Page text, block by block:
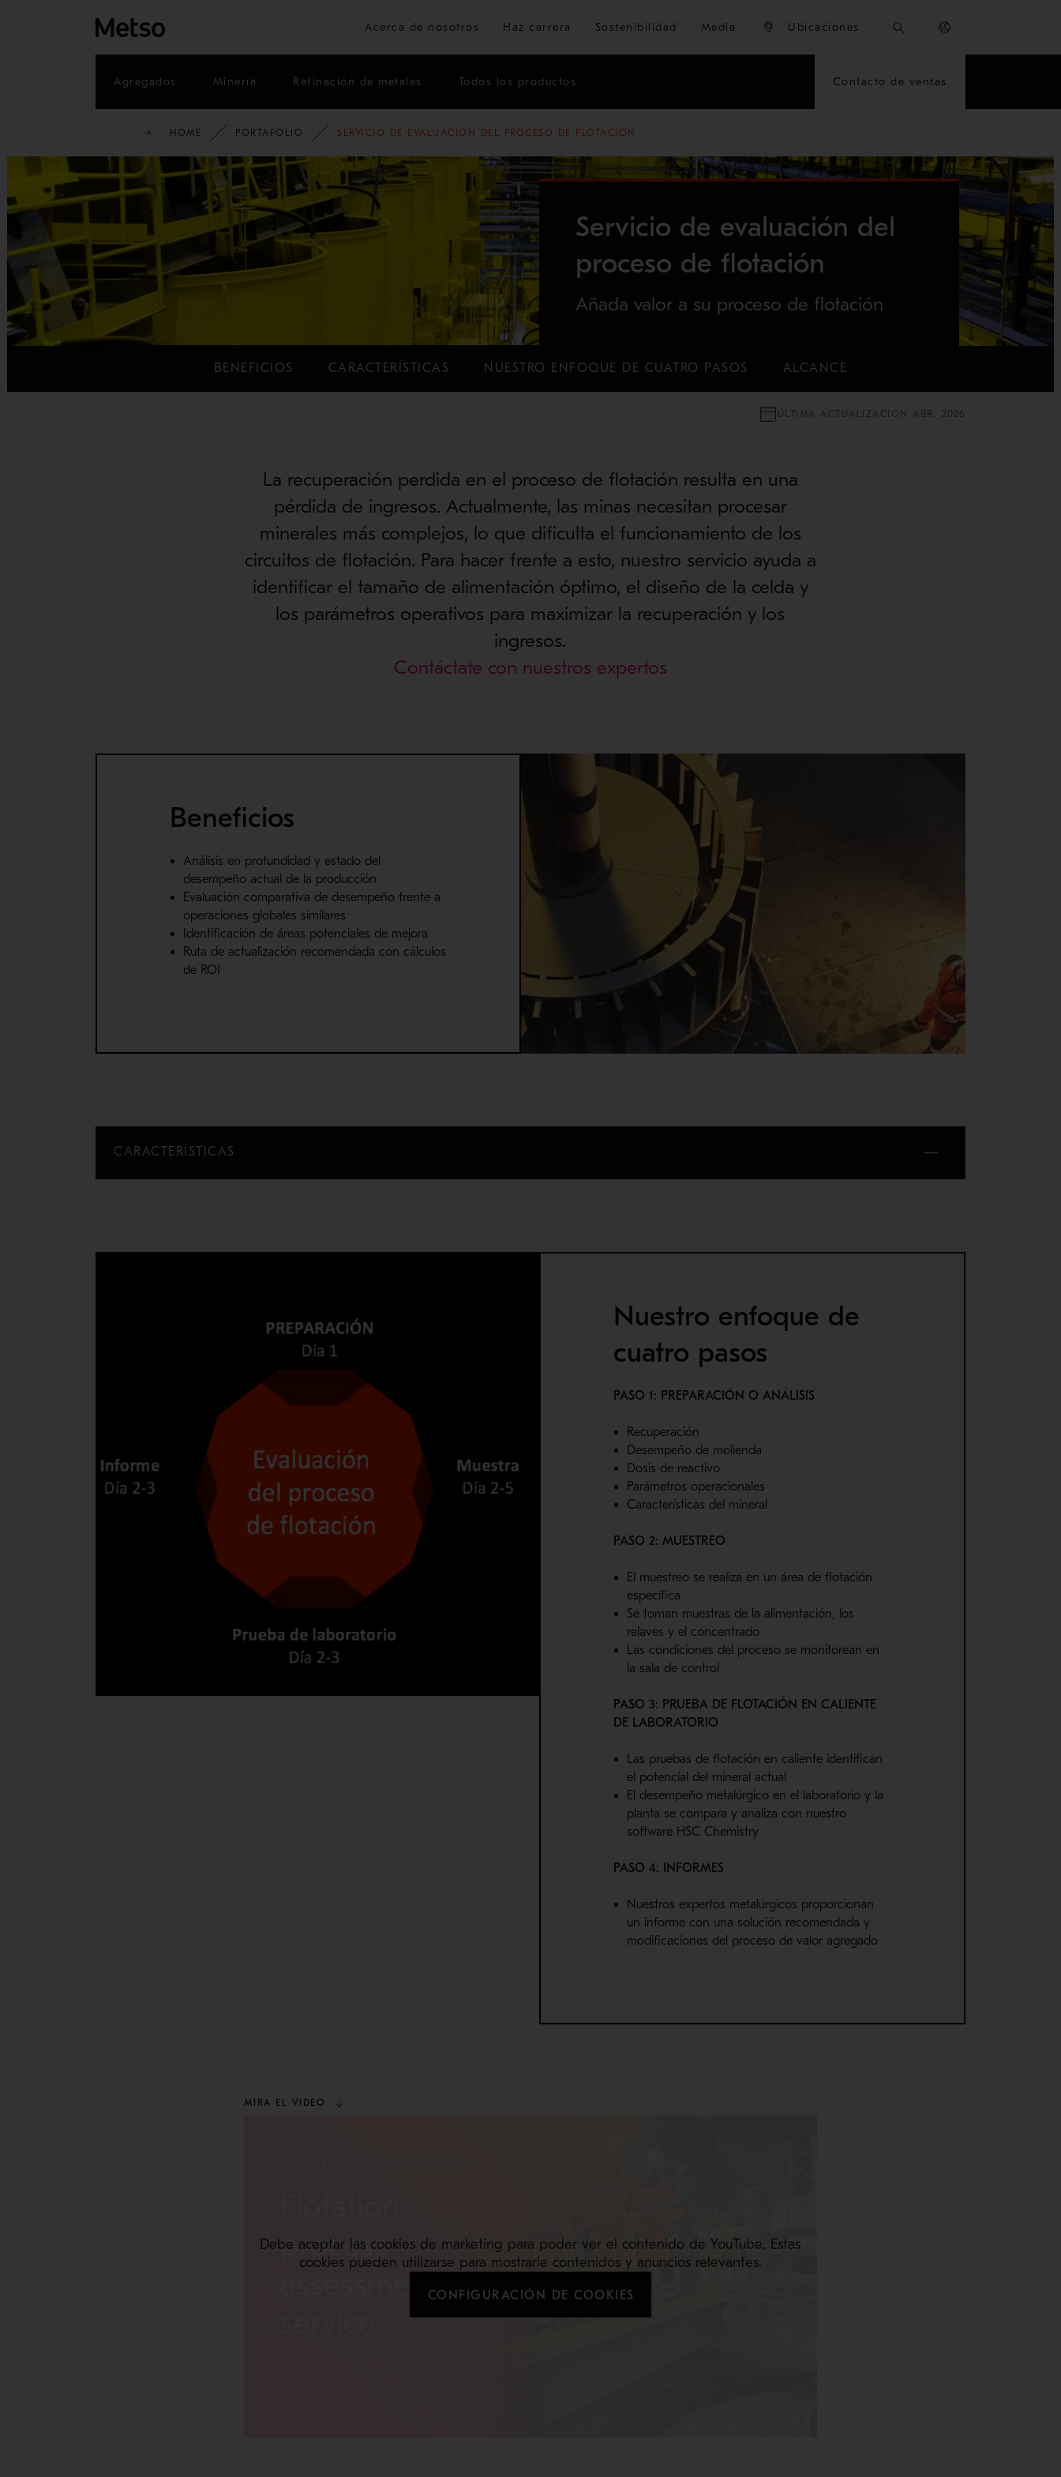
Ir al contenido principal
Acerca de nosotros Haz carrera Sostenibilidad Media Ubicaciones
Agregados Minería Refinación de metales Todos los productos Contacto de ventas
HOME PORTAFOLIO SERVICIO DE EVALUACIÓN DEL PROCESO DE FLOTACIÓN
Servicio de evaluación del
proceso de flotación
Añada valor a su proceso de flotación
BENEFICIOS CARACTERÍSTICAS NUESTRO ENFOQUE DE CUATRO PASOS ALCANCE
ÚLTIMA ACTUALIZACIÓN ABR. 2026
La recuperación perdida en el proceso de flotación resulta en una
pérdida de ingresos. Actualmente, las minas necesitan procesar
minerales más complejos, lo que dificulta el funcionamiento de los
circuitos de flotación. Para hacer frente a esto, nuestro servicio ayuda a
identificar el tamaño de alimentación óptimo, el diseño de la celda y
los parámetros operativos para maximizar la recuperación y los
ingresos.
Contáctate con nuestros expertos
Beneficios
Análisis en profundidad y estado del
desempeño actual de la producción
Evaluación comparativa de desempeño frente a
operaciones globales similares
Identificación de áreas potenciales de mejora
Ruta de actualización recomendada con cálculos
de ROI
CARACTERÍSTICAS
Nuestro enfoque de
cuatro pasos
PASO 1: PREPARACIÓN O ANÁLISIS
Recuperación
Desempeño de molienda
Dosis de reactivo
Parámetros operacionales
Características del mineral
PASO 2: MUESTREO
El muestreo se realiza en un área de flotación
específica
Se toman muestras de la alimentación, los
relaves y el concentrado
Las condiciones del proceso se monitorean en
la sala de control
PASO 3: PRUEBA DE FLOTACIÓN EN CALIENTE
DE LABORATORIO
Las pruebas de flotación en caliente identifican
el potencial del mineral actual
El desempeño metalúrgico en el laboratorio y la
planta se compara y analiza con nuestro
software HSC Chemistry
PASO 4: INFORMES
Nuestros expertos metalúrgicos proporcionan
un informe con una solución recomendada y
modificaciones del proceso de valor agregado
MIRA EL VIDEO
Debe aceptar las cookies de marketing para poder ver el contenido de YouTube. Estas
cookies pueden utilizarse para mostrarle contenidos y anuncios relevantes.
CONFIGURACIÓN DE COOKIES